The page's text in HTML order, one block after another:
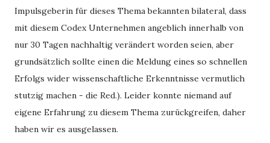
Impulsgeberin für dieses Thema bekannten bilateral, dass
mit diesem Codex Unternehmen angeblich innerhalb von
nur 30 Tagen nachhaltig verändert worden seien, aber
grundsätzlich sollte einen die Meldung eines so schnellen
Erfolgs wider wissenschaftliche Erkenntnisse vermutlich
stutzig machen - die Red.). Leider konnte niemand auf
eigene Erfahrung zu diesem Thema zurückgreifen, daher
haben wir es ausgelassen.